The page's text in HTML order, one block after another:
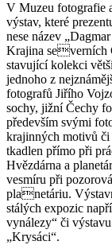
V Muzeu fotografie
výstav, které
nese název
Krajina severních
stavující kolekci
jednoho z
fotografů Jiřího
sochy, jižní Čechy
především svými
krajinných motivů či
tkadlen přímo při
Hvězdárna a
vesmíru při
planetáriu.
stálých expozic
vynálezy“ či
„Krysáci“.